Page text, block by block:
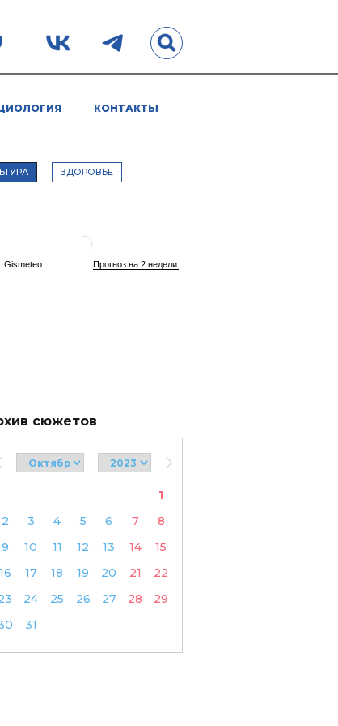
КОНТАКТЫ
ЗДОРОВЬЕ
сюжетов
1
2
3 4 5 6 7
8
9
10 11 12 13 14
15
16
17 18 19 20 21
22
24 25 26 27 28
29
31